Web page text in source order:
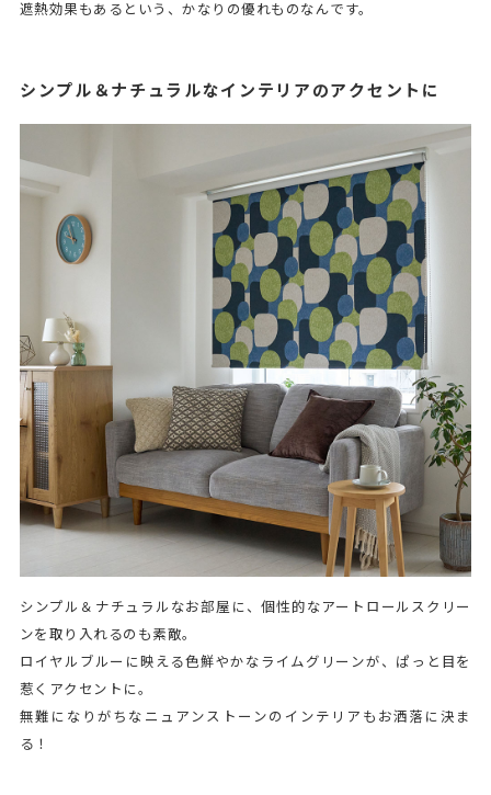
遮熱効果もあるという、かなりの優れものなんです。
シンプル＆ナチュラルなインテリアのアクセントに
シンプル＆ナチュラルなお部屋に、個性的なアートロールスクリー
ンを取り入れるのも素敵。
ロイヤルブルーに映える色鮮やかなライムグリーンが、ぱっと目を
惹くアクセントに。
無難になりがちなニュアンストーンのインテリアもお洒落に決ま
る！